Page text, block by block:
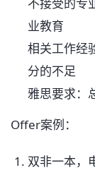
业教育
相关工作经
分的不足
雅思要求：
Offer案例：
双非一本，